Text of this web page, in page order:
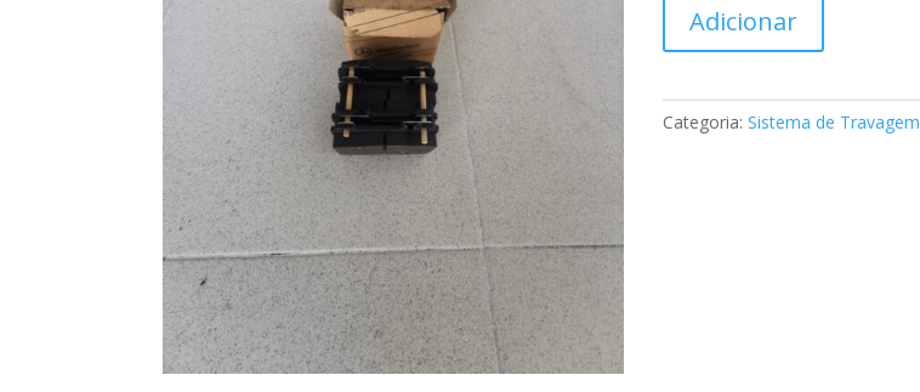
Pastilhas
travão
Adicionar
Categoria:Sistema de Travagem